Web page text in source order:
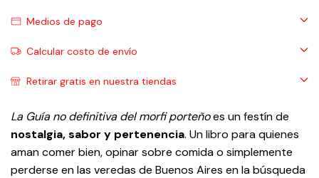
Medios de pago
Calcular costo de envío
Retirar gratis en nuestra tiendas
La Guía no definitiva del morfi porteñoes un festín de
nostalgia, sabor y pertenencia. Un libro para quienes
aman comer bien, opinar sobre comida o simplemente
perderse en las veredas de Buenos Aires en la búsqueda